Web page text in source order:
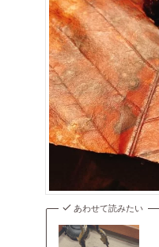
あわせて読みたい